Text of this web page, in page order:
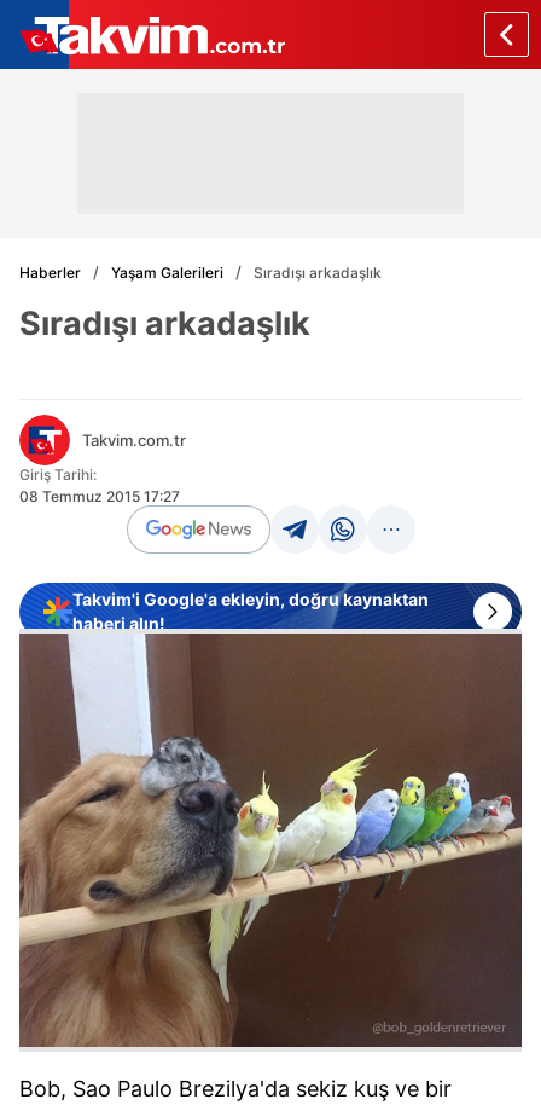
Haberler Yaşam Galerileri Sıradışı arkadaşlık
Sıradışı arkadaşlık
Takvim.com.tr
Giriş Tarihi:
08 Temmuz 2015 17:27
Takvim'i Google'a ekleyin, doğru kaynaktan
haberi alın!
Bob, Sao Paulo Brezilya'da sekiz kuş ve bir